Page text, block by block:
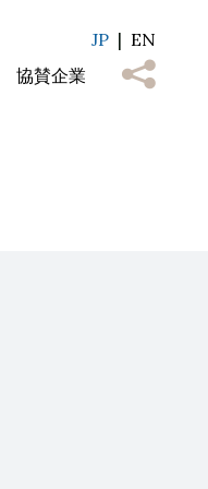
協賛企業
JP EN